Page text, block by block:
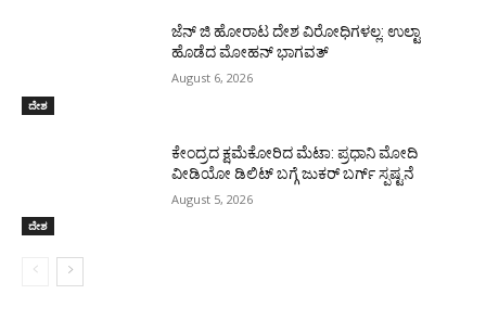
ದೇಶ
ಜೆನ್ ಜಿ ಹೋರಾಟ ದೇಶ ವಿರೋಧಿಗಳಲ್ಲ: ಉಲ್ಟಾ
ಹೊಡೆದ ಮೋಹನ್ ಭಾಗವತ್
August 6, 2026
ದೇಶ
ಕೇಂದ್ರದ ಕ್ಷಮೆಕೋರಿದ ಮೆಟಾ: ಪ್ರಧಾನಿ ಮೋದಿ
ವೀಡಿಯೋ ಡಿಲಿಟ್ ಬಗ್ಗೆ ಜುಕರ್ ಬರ್ಗ್ ಸ್ಪಷ್ಟನೆ
August 5, 2026